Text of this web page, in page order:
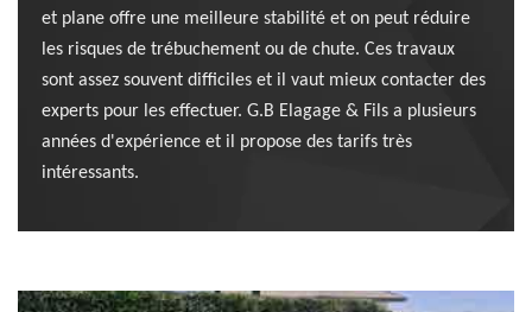
et plane offre une meilleure stabilité et on peut réduire
les risques de trébuchement ou de chute. Ces travaux
sont assez souvent difficiles et il vaut mieux contacter des
experts pour les effectuer. G.B Elagage & Fils a plusieurs
années d'expérience et il propose des tarifs très
intéressants.